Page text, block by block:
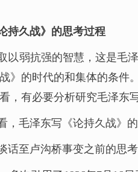
持久战》的思考过程
以弱抗强的智慧，这是毛
》的时代的和集体的条件
，有必要分析研究毛泽东
，毛泽东写《论持久战》
话至卢沟桥事变之前的思考